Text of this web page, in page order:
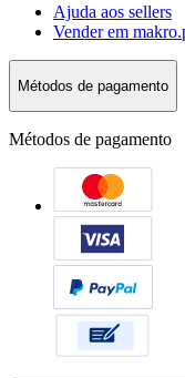
Ajuda aos sellers
Vender em
Métodos de pagamento
Métodos de pagamento